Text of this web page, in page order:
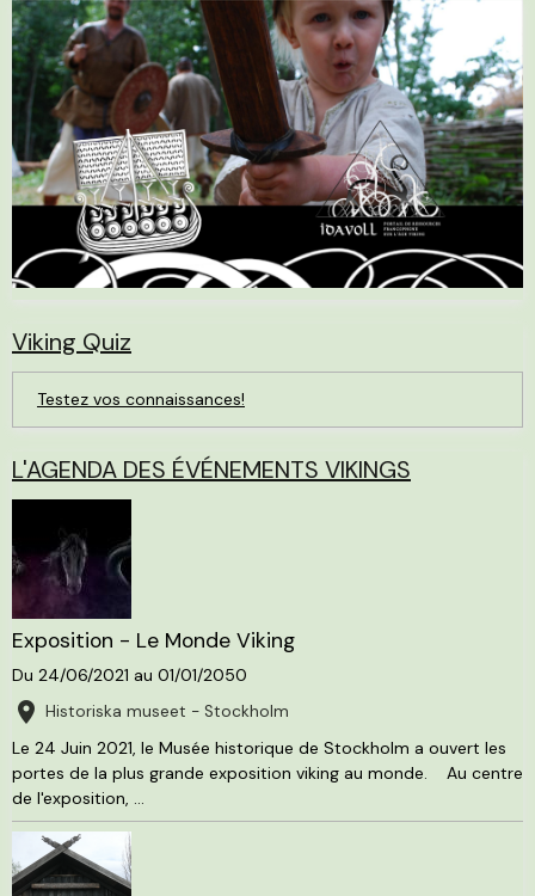
Viking Quiz
Testez vos connaissances!
L'AGENDA DES ÉVÉNEMENTS VIKINGS
Exposition - Le Monde Viking
Du 24/06/2021 au 01/01/2050
Historiska museet - Stockholm
Le 24 Juin 2021, le Musée historique de Stockholm a ouvert les
portes de la plus grande exposition viking au monde. Au centre
de l'exposition, ...